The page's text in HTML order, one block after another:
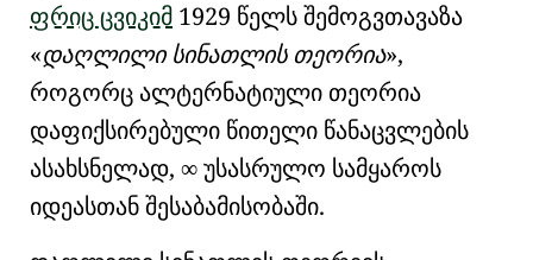
ფრიც ცვიკიმ 1929 წელს შემოგვთავაზა
დაღლილი სინათლის თეორია ,
როგორც ალტერნატიული თეორია
დაფიქსირებული წითელი წანაცვლების
ასახსნელად, ∞ უსასრულო სამყაროს
იდეასთან შესაბამისობაში.